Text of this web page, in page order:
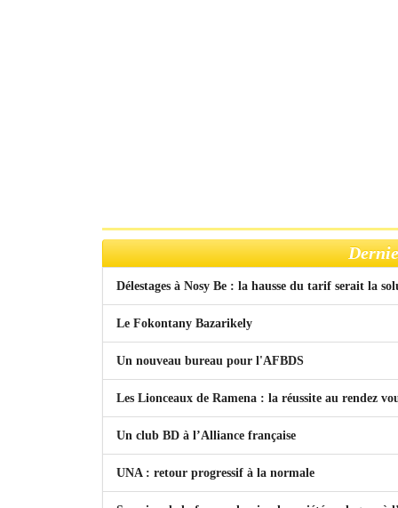
Délestages à Nosy Be : la hausse du tarif serait la
Le Fokontany Bazarikely
Un nouveau bureau pour l'AFBDS
Les Lionceaux de Ramena : la réussite au rendez
Un club BD à l’Alliance française
UNA : retour progressif à la normale